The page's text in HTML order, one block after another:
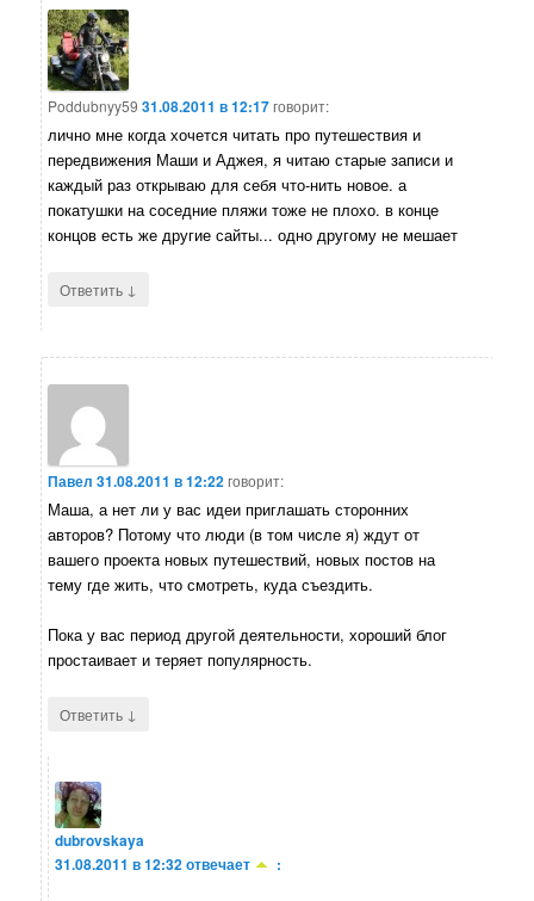
Poddubnyy59 31.08.2011 в 12:17говорит:
лично мне когда хочется читать про путешествия и
передвижения Маши и Аджея, я читаю старые записи и
каждый раз открываю для себя что-нить новое. а
покатушки на соседние пляжи тоже не плохо. в конце
концов есть же другие сайты... одно другому не мешает
Ответить ↓
Павел 31.08.2011 в 12:22говорит:
Маша, а нет ли у вас идеи приглашать сторонних
авторов? Потому что люди (в том числе я) ждут от
вашего проекта новых путешествий, новых постов на
тему где жить, что смотреть, куда съездить.
Пока у вас период другой деятельности, хороший блог
простаивает и теряет популярность.
Ответить ↓
dubrovskaya
31.08.2011 в 12:32отвечает :